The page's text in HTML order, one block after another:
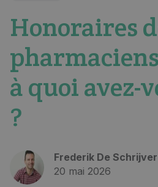
Honoraires
à quoi avez-
?
Frederik De Schrijver
20 mai 2026